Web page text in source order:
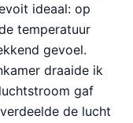
ideaal: op
temperatuur
gevoel.
draaide ik
gaf
de lucht